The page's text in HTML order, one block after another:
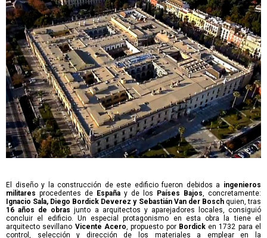
El diseño y la construcción de este edificio fueron debidos a ingenieros
militares procedentes de España y de los Países Bajos, concretamente:
Ignacio Sala, Diego Bordick Deverez y Sebastián Van der Boschquien, tras
16 años de obras junto a arquitectos y aparejadores locales, consiguió
concluir el edificio. Un especial protagonismo en esta obra la tiene el
arquitecto sevillano Vicente Acero, propuesto por Bordicken 1732 para el
control, selección y dirección de los materiales a emplear en la